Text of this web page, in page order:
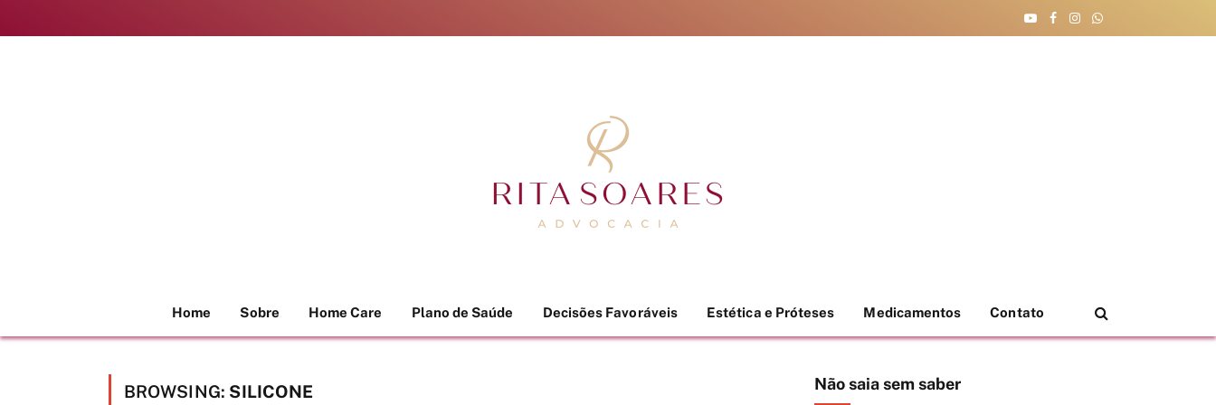
YouTube
Facebook
Instagram
WhatsApp
Home Sobre Home Care Plano de Saúde Decisões Favoráveis Estética e Próteses Medicamentos Contato
BROWSING: SILICONE Não saia sem saber